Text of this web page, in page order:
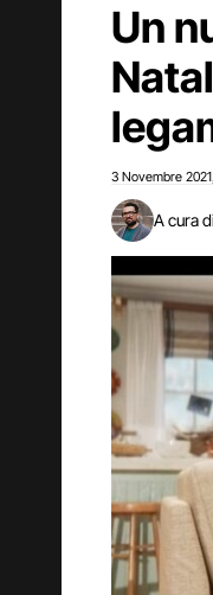
Un
3 Novembre 2021
A cura di